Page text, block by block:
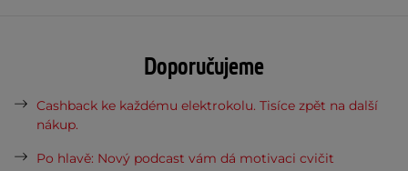
Doporučujeme
Cashback ke každému elektrokolu. Tisíce zpět na další
nákup.
Po hlavě: Nový podcast vám dá motivaci cvičit